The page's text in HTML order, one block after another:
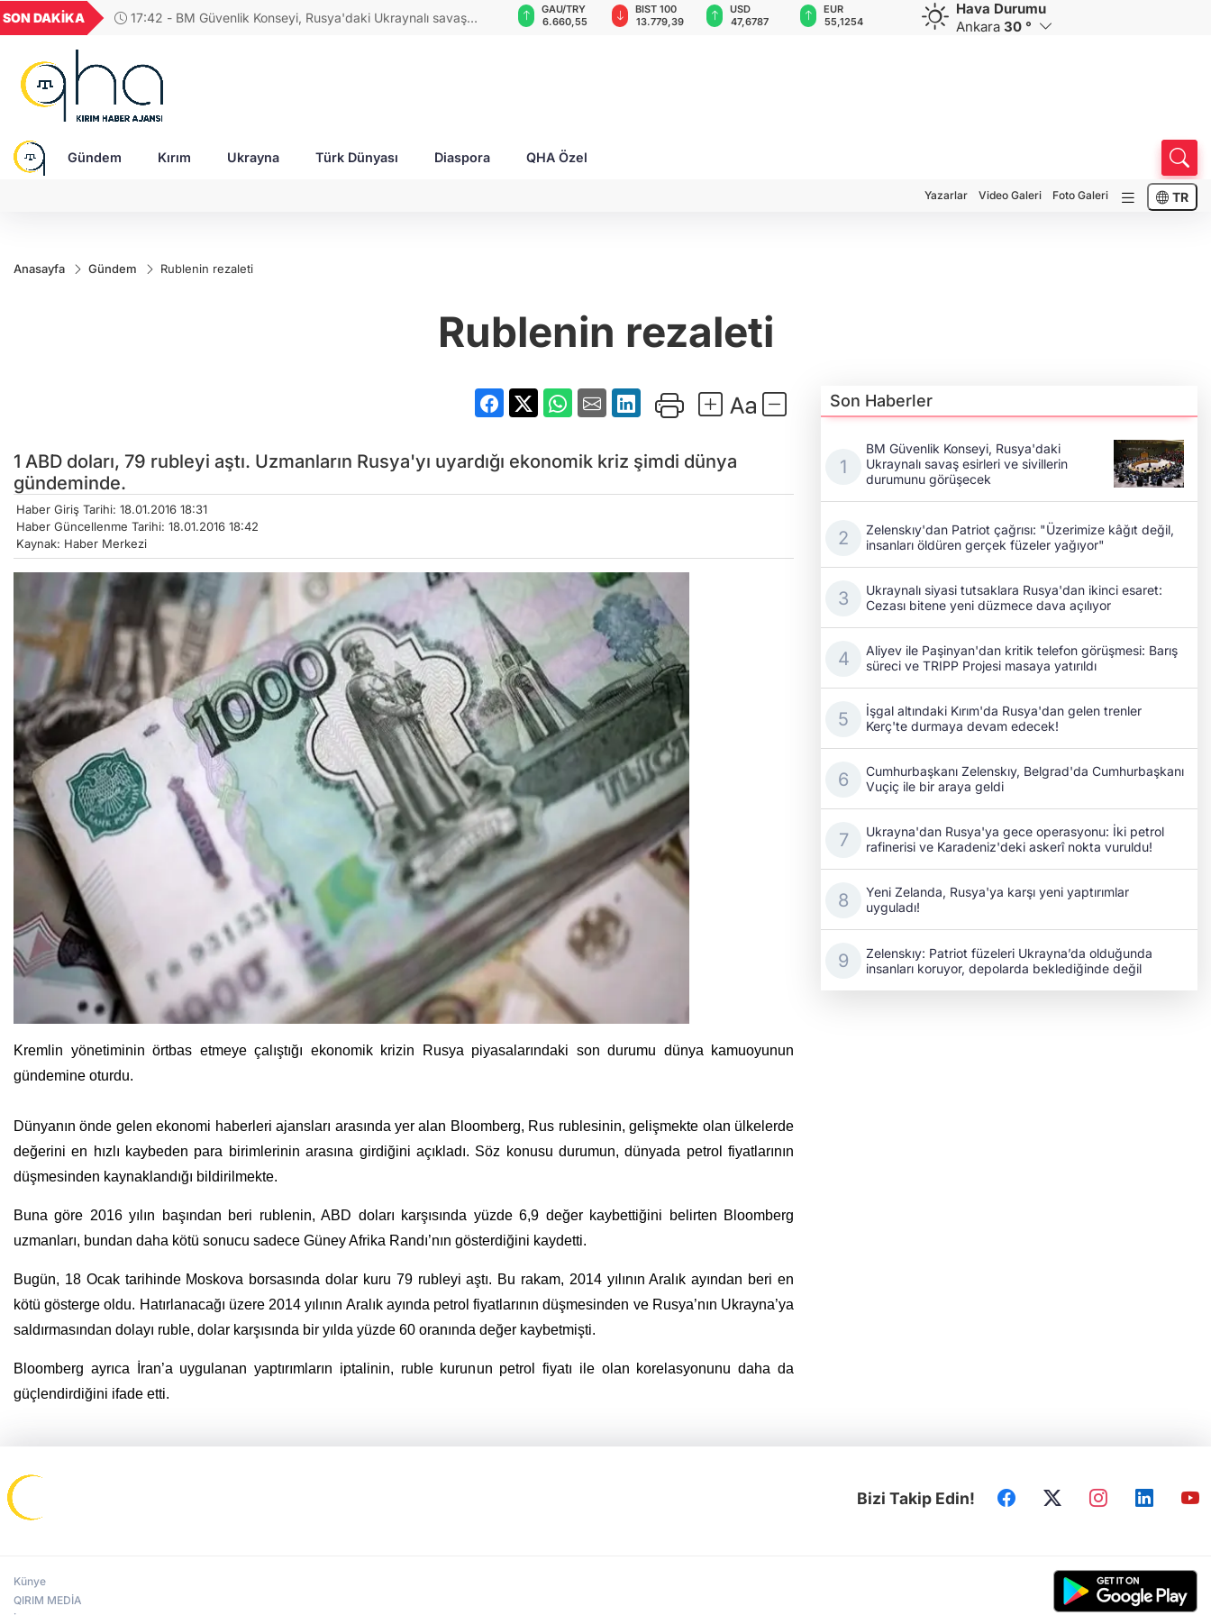
SON DAKİKA
17:23 - Zelenskıy'dan Patriot çağrısı: "Üzerimize kâğıt değil,
UYU
1,1849
18,2677
16,3788
27,9743
0,0018
GAU/TRY
6.660,55
BIST 100
13.779,39
USD
47,6787
EUR
55,1254
GBP
64,3468
CHF
59,0083
Hava Durumu
Ankara 30 °
Gündem Kırım Ukrayna Türk Dünyası Diaspora QHA Özel
Yazarlar Video Galeri Foto Galeri TR
Anasayfa Gündem Rublenin rezaleti
Rublenin rezaleti
1 ABD doları, 79 rubleyi aştı. Uzmanların Rusya'yı uyardığı ekonomik kriz şimdi dünya
gündeminde.
Haber Giriş Tarihi: 18.01.2016 18:31
Haber Güncellenme Tarihi: 18.01.2016 18:42
Kaynak: Haber Merkezi
Kremlin yönetiminin örtbas etmeye çalıştığı ekonomik krizin Rusya piyasalarındaki son durumu dünya kamuoyunun
gündemine oturdu.
Dünyanın önde gelen ekonomi haberleri ajansları arasında yer alan Bloomberg, Rus rublesinin, gelişmekte olan ülkelerde
değerini en hızlı kaybeden para birimlerinin arasına girdiğini açıkladı. Söz konusu durumun, dünyada petrol fiyatlarının
düşmesinden kaynaklandığı bildirilmekte.
Buna göre 2016 yılın başından beri rublenin, ABD doları karşısında yüzde 6,9 değer kaybettiğini belirten Bloomberg
uzmanları, bundan daha kötü sonucu sadece Güney Afrika Randı’nın gösterdiğini kaydetti.
Bugün, 18 Ocak tarihinde Moskova borsasında dolar kuru 79 rubleyi aştı. Bu rakam, 2014 yılının Aralık ayından beri en
kötü gösterge oldu. Hatırlanacağı üzere 2014 yılının Aralık ayında petrol fiyatlarının düşmesinden ve Rusya’nın Ukrayna’ya
saldırmasından dolayı ruble, dolar karşısında bir yılda yüzde 60 oranında değer kaybetmişti.
Bloomberg ayrıca İran’a uygulanan yaptırımların iptalinin, ruble kurunun petrol fiyatı ile olan korelasyonunu daha da
güçlendirdiğini ifade etti.
Son Haberler
BM Güvenlik Konseyi, Rusya'daki
Ukraynalı savaş esirleri ve sivillerin
durumunu görüşecek
Zelenskıy'dan Patriot çağrısı: "Üzerimize kâğıt değil,
insanları öldüren gerçek füzeler yağıyor"
Ukraynalı siyasi tutsaklara Rusya'dan ikinci esaret:
Cezası bitene yeni düzmece dava açılıyor
Aliyev ile Paşinyan'dan kritik telefon görüşmesi: Barış
süreci ve TRIPP Projesi masaya yatırıldı
İşgal altındaki Kırım'da Rusya'dan gelen trenler
Kerç'te durmaya devam edecek!
Cumhurbaşkanı Zelenskıy, Belgrad'da Cumhurbaşkanı
Vuçiç ile bir araya geldi
Ukrayna'dan Rusya'ya gece operasyonu: İki petrol
rafinerisi ve Karadeniz'deki askerî nokta vuruldu!
Yeni Zelanda, Rusya'ya karşı yeni yaptırımlar
uyguladı!
Zelenskıy: Patriot füzeleri Ukrayna’da olduğunda
insanları koruyor, depolarda beklediğinde değil
Bizi Takip Edin!
Künye
QIRIM MEDİA